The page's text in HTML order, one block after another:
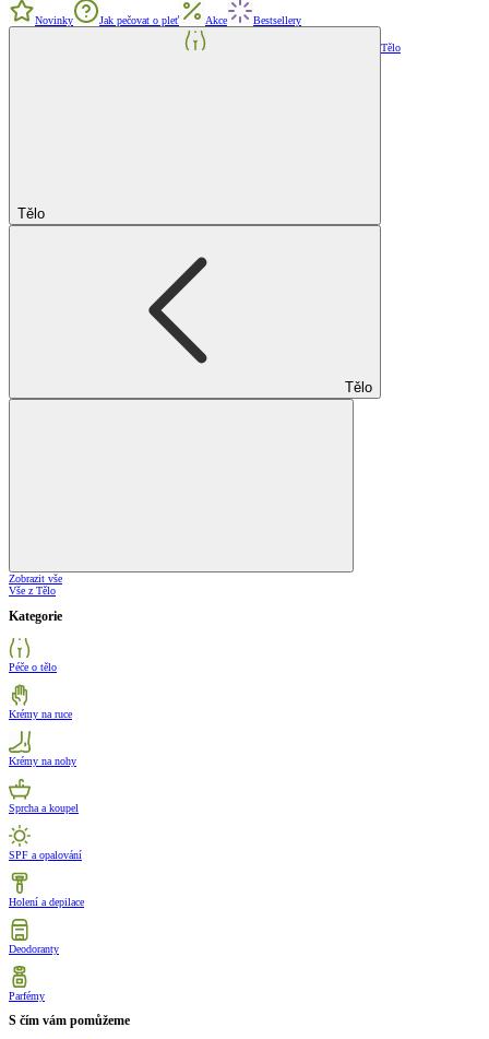
Novinky Jak pečovat o pleť Akce Bestsellery
Tělo
Tělo
Tělo
Zobrazit vše
Vše z Tělo
Kategorie
Péče o tělo
Krémy na ruce
Krémy na nohy
Sprcha a koupel
SPF a opalování
Holení a depilace
Deodoranty
Parfémy
S čím vám pomůžeme